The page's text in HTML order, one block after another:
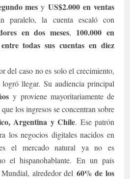
mes yUS$2.000 en ventas
paralelo, la cuenta escaló con
en dos meses, 100.000 en
todas sus cuentas en diez
del caso no es solo el crecimiento,
llegar. Su audiencia principal
y proviene mayoritariamente de
los ingresos se concentran sobre
Argentina y Chile. Ese patrón
los negocios digitales nacidos en
el mercado natural ya no es
el hispanohablante. En un país
alrededor del 60% de los